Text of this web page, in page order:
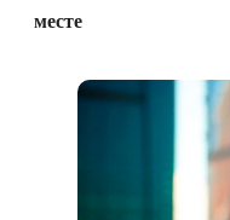
месте